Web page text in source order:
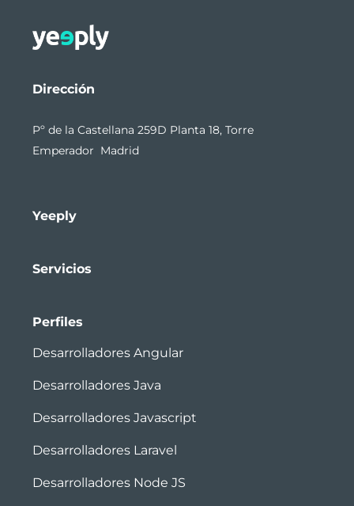
Dirección
Pº de la Castellana 259D Planta 18, Torre
Emperador Madrid
Yeeply
Servicios
Perfiles
Desarrolladores Angular
Desarrolladores Java
Desarrolladores Javascript
Desarrolladores Laravel
Desarrolladores Node JS